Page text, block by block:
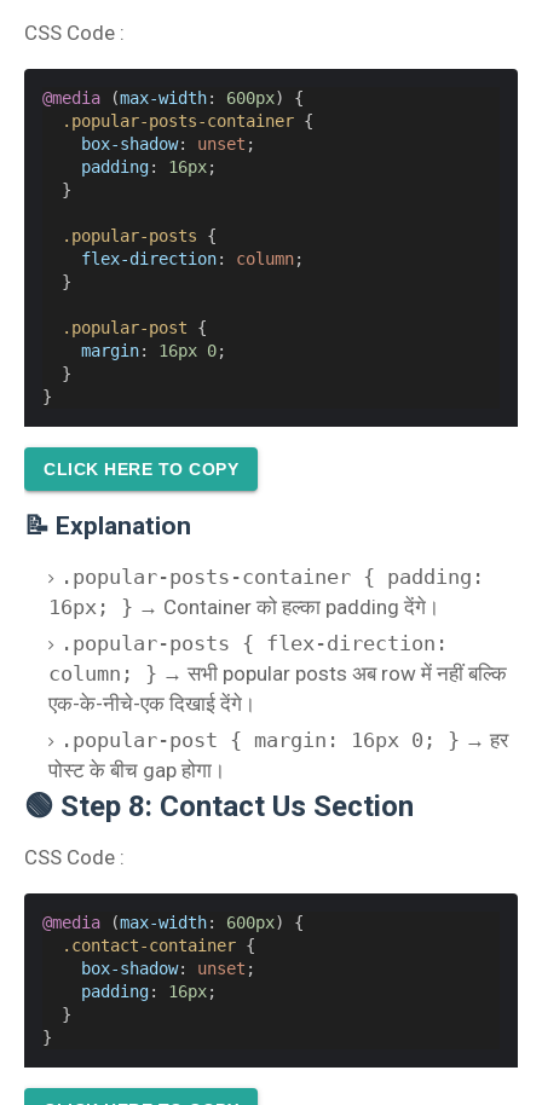
CSS Code :
@media (max-width: 600px) {
.popular-posts-container {
box-shadow: unset ;
padding: 16px;
}
.popular-posts {
flex-direction: column;
}
.popular-post {
margin: 16px 0;
}
}
CLICK HERE TO COPY
📝 Explanation
.popular-posts-container { padding:
16px; } → Container को हल्का padding देंगे।
.popular-posts { flex-direction:
column; } → सभी popular posts अब row में नहीं बल्कि
एक-के-नीचे-एक दिखाई देंगे।
.popular-post { margin: 16px 0; } → हर
पोस्ट के बीच gap होगा।
🟢 Step 8: Contact Us Section
CSS Code :
@media (max-width: 600px) {
.contact-container {
box-shadow: unset ;
padding: 16px;
}
}